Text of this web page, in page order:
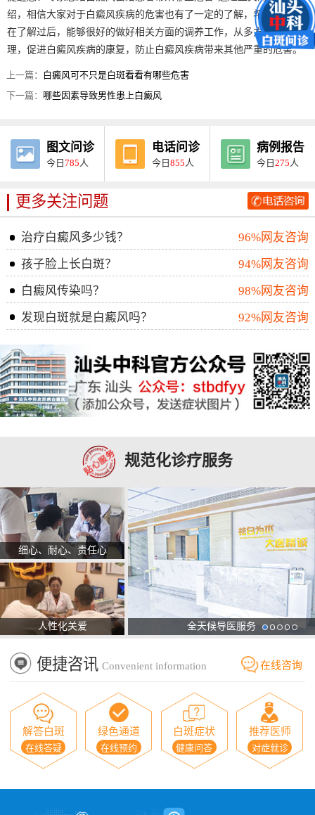
绍，相信大家对于白癜风疾病的危害也有了一定的了解，希望患者们
在了解过后，能够很好的做好相关方面的调养工作，从多方面进行护
理，促进白癜风疾病的康复，防止白癜风疾病带来其他严重的危害。
上一篇： 白癜风可不只是白斑看看有哪些危害
下一篇： 哪些因素导致男性患上白癜风
图文问诊
今日785 人
电话问诊
今日855 人
病例报告
今日275 人
更多关注问题
治疗白癜风多少钱？
96%网友咨询
孩子脸上长白斑？
94%网友咨询
白癜风传染吗？
98%网友咨询
发现白斑就是白癜风吗？
92%网友咨询
规范化诊疗服务
细心、耐心、责任心
人性化关爱 全天候导医服务
便捷咨讯 Convenient information 在线咨询
解答白斑
在线答疑
绿色通道
在线预约
白斑症状
健康问答
推荐医师
对症就诊